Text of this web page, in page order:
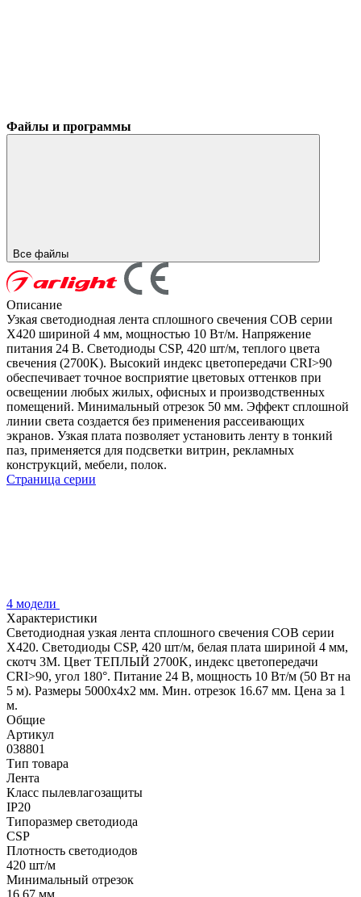
Файлы и программы
Все файлы
Описание
Узкая светодиодная лента сплошного свечения COB серии
X420 шириной 4 мм, мощностью 10 Вт/м. Напряжение
питания 24 В. Светодиоды CSP, 420 шт/м, теплого цвета
свечения (2700K). Высокий индекс цветопередачи CRI>90
обеспечивает точное восприятие цветовых оттенков при
освещении любых жилых, офисных и производственных
помещений. Минимальный отрезок 50 мм. Эффект сплошной
линии света создается без применения рассеивающих
экранов. Узкая плата позволяет установить ленту в тонкий
паз, применяется для подсветки витрин, рекламных
конструкций, мебели, полок.
Страница серии
4 модели
Характеристики
Светодиодная узкая лента сплошного свечения COB серии
X420. Светодиоды CSP, 420 шт/м, белая плата шириной 4 мм,
скотч 3M. Цвет ТЕПЛЫЙ 2700K, индекс цветопередачи
CRI>90, угол 180°. Питание 24 В, мощность 10 Вт/м (50 Вт на
5 м). Размеры 5000х4х2 мм. Мин. отрезок 16.67 мм. Цена за 1
м.
Общие
Артикул
038801
Тип товара
Лента
Класс пылевлагозащиты
IP20
Типоразмер светодиода
CSP
Плотность светодиодов
420 шт/м
Минимальный отрезок
16.67 мм